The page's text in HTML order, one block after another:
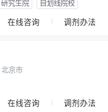
研究生院 自划线院校
在线咨询 调剂办法
北京市
在线咨询 调剂办法